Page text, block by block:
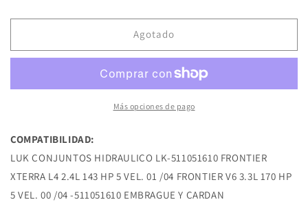
CILINDRO
SUPERIOR
XTERRA
143
HP
5
VEL.
01
CILINDRO
SUPERIOR
FRONTIER
XTERRA
HP
5
VEL.
01
Agotado
Más opciones de pago
COMPATIBILIDAD:
LUK CONJUNTOS HIDRAULICO LK-511051610 FRONTIER
XTERRA L4 2.4L 143 HP 5 VEL. 01 /04 FRONTIER V6 3.3L 170 HP
5 VEL. 00 /04 -511051610 EMBRAGUE Y CARDAN